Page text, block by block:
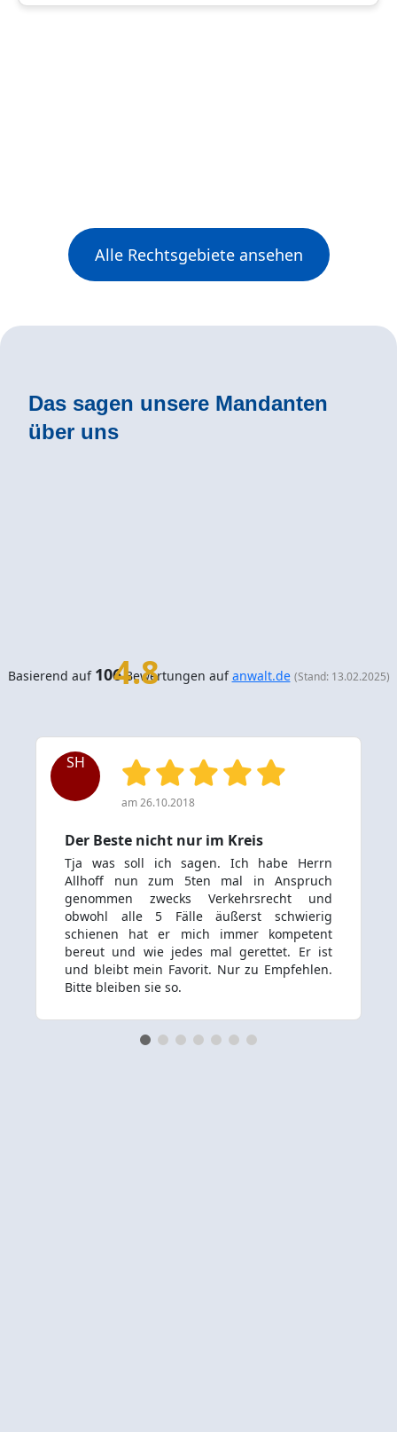
Alle Rechtsgebiete ansehen
Das sagen unsere Mandanten
über uns
4.8
Basierend auf 106Bewertungen aufanwalt.de (Stand: 13.02.2025)
SH
am 26.10.2018
Der Beste nicht nur im Kreis
Tja was soll ich sagen. Ich habe Herrn
Allhoff nun zum 5ten mal in Anspruch
genommen zwecks Verkehrsrecht und
obwohl alle 5 Fälle äußerst schwierig
schienen hat er mich immer kompetent
bereut und wie jedes mal gerettet. Er ist
und bleibt mein Favorit. Nur zu Empfehlen.
Bitte bleiben sie so.